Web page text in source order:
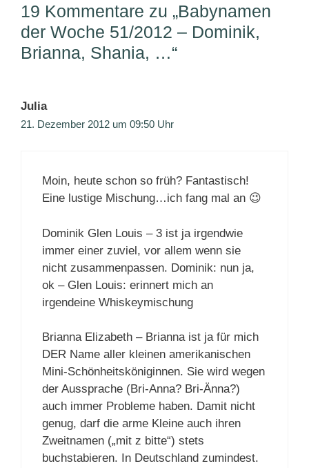
19 Kommentare zu „Babynamen
der Woche 51/2012 – Dominik,
Brianna, Shania, …“
Julia
21. Dezember 2012 um 09:50 Uhr
Moin, heute schon so früh? Fantastisch!
Eine lustige Mischung…ich fang mal an 😉
Dominik Glen Louis – 3 ist ja irgendwie
immer einer zuviel, vor allem wenn sie
nicht zusammenpassen. Dominik: nun ja,
ok – Glen Louis: erinnert mich an
irgendeine Whiskeymischung
Brianna Elizabeth – Brianna ist ja für mich
DER Name aller kleinen amerikanischen
Mini-Schönheitsköniginnen. Sie wird wegen
der Aussprache (Bri-Anna? Bri-Änna?)
auch immer Probleme haben. Damit nicht
genug, darf die arme Kleine auch ihren
Zweitnamen („mit z bitte“) stets
buchstabieren. In Deutschland zumindest.